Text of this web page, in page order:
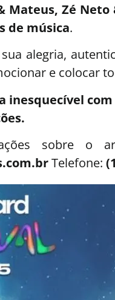
Mateus, Zé
de música.
alegria,
e colocar
sobre o
Telefone: